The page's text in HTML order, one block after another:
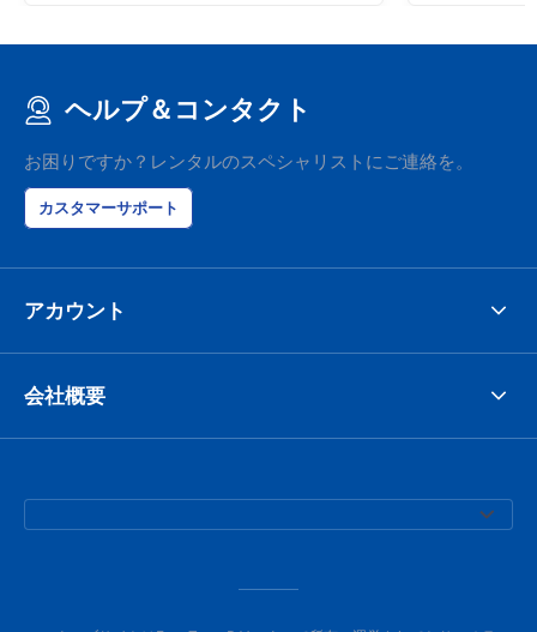
ヘルプ＆コンタクト
お困りですか？レンタルのスペシャリストにご連絡を。
カスタマーサポート
アカウント
会社概要